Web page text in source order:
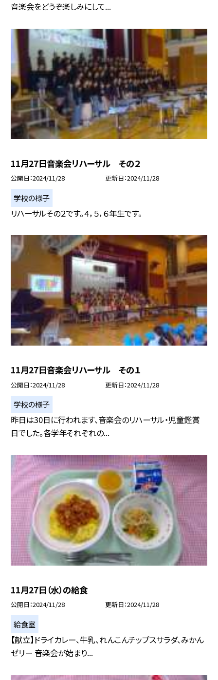
音楽会をどうぞ楽しみにして...
11月27日音楽会リハーサル その２
公開日 2024/11/28 更新日 2024/11/28
学校の様子
リハーサルその２です。４，５，６年生です。
11月27日音楽会リハーサル その１
公開日 2024/11/28 更新日 2024/11/28
学校の様子
昨日は30日に行われます、音楽会のリハーサル・児童鑑賞
日でした。各学年それぞれの...
11月27日（水）の給食
公開日 2024/11/28 更新日 2024/11/28
給食室
【献立】ドライカレー、牛乳、れんこんチップスサラダ、みかん
ゼリー 音楽会が始まり...